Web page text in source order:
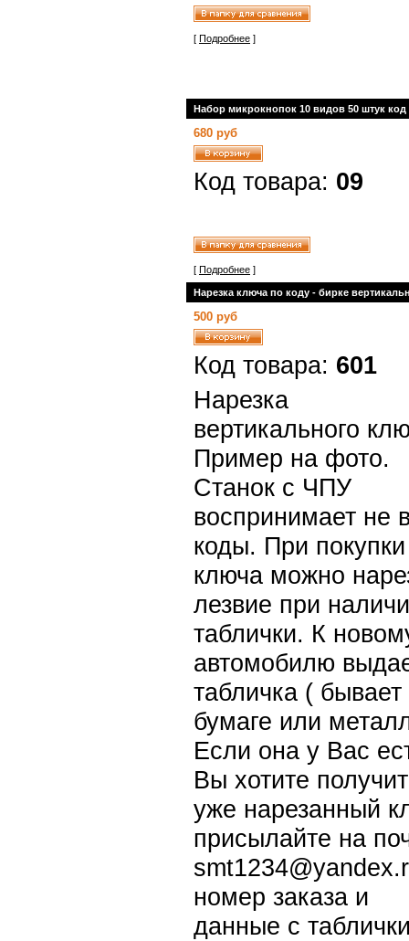
[ Подробнее ]
Набор микрокнопок 10 видов 50 штук код
680 руб
Код товара: 09
[ Подробнее ]
Нарезка ключа по коду - бирке
500 руб
Код товара: 601
Нарезка
вертикального
Пример на фото.
Станок с ЧПУ
воспринимает не
коды. При покупки
ключа можно
лезвие при
таблички. К
автомобилю
табличка ( бывает
бумаге или
Если она у Вас
Вы хотите
уже нарезанный
присылайте на
номер заказа и
данные с